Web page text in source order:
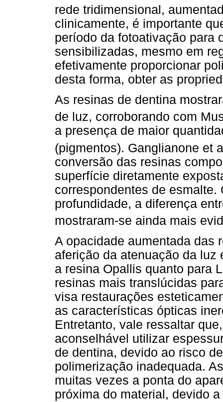
rede tridimensional,
clinicamente, é importante
período da fotoativação para
sensibilizadas, mesmo em
efetivamente proporcionar
desta forma, obter as
As resinas de dentina
de luz, corroborando com
a presença de maior
(pigmentos). Ganglianone et
conversão das resinas
superfície diretamente
correspondentes de
profundidade, a diferença
mostraram-se ainda mais
A opacidade aumentada das
aferição da atenuação da luz
a resina Opallis quanto para
resinas mais translúcidas
visa restaurações
as características ópticas
Entretanto, vale ressaltar
aconselhável utilizar
de dentina, devido ao risco
polimerização inadequada.
muitas vezes a ponta do
próxima do material, devido